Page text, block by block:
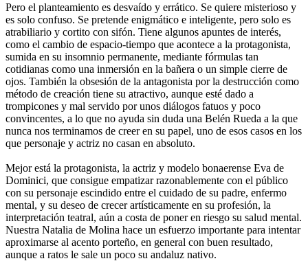
Pero el planteamiento es desvaído y errático. Se quiere misterioso y
es solo confuso. Se pretende enigmático e inteligente, pero solo es
atrabiliario y cortito con sifón. Tiene algunos apuntes de interés,
como el cambio de espacio-tiempo que acontece a la protagonista,
sumida en su insomnio permanente, mediante fórmulas tan
cotidianas como una inmersión en la bañera o un simple cierre de
ojos. También la obsesión de la antagonista por la destrucción como
método de creación tiene su atractivo, aunque esté dado a
trompicones y mal servido por unos diálogos fatuos y poco
convincentes, a lo que no ayuda sin duda una Belén Rueda a la que
nunca nos terminamos de creer en su papel, uno de esos casos en los
que personaje y actriz no casan en absoluto.
Mejor está la protagonista, la actriz y modelo bonaerense Eva de
Dominici, que consigue empatizar razonablemente con el público
con su personaje escindido entre el cuidado de su padre, enfermo
mental, y su deseo de crecer artísticamente en su profesión, la
interpretación teatral, aún a costa de poner en riesgo su salud mental.
Nuestra Natalia de Molina hace un esfuerzo importante para intentar
aproximarse al acento porteño, en general con buen resultado,
aunque a ratos le sale un poco su andaluz nativo.